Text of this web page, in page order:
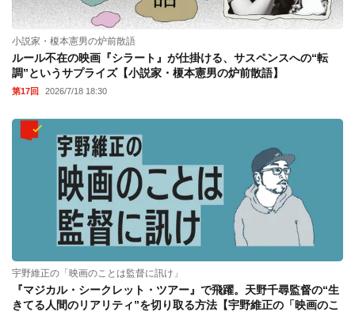
小説家・榎本憲男の炉前散語
ルール不在の映画『シラート』が仕掛ける、サスペンスへの“転
調”というサプライズ【小説家・榎本憲男の炉前散語】
第17回 2026/7/18 18:30
宇野維正の「映画のことは監督に訊け」
『マジカル・シークレット・ツアー』で飛躍。天野千尋監督の“生
きてる人間のリアリティ”を切り取る方法【宇野維正の「映画のこ